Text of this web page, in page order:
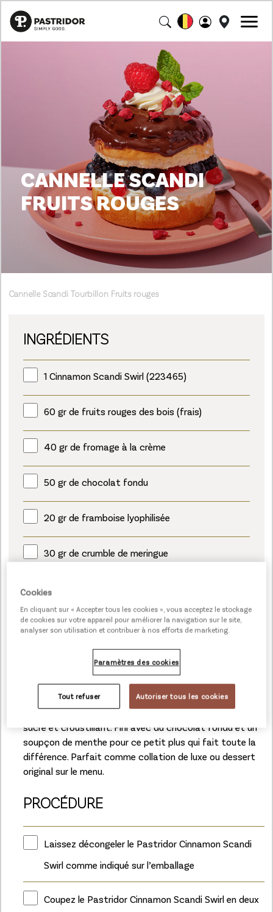
CANNELLE SCANDI
FRUITS ROUGES
Cannelle Scandi Tourbillon Fruits rouges
INGRÉDIENTS
1 Cinnamon Scandi Swirl (223465)
60 gr de fruits rouges des bois (frais)
40 gr de fromage à la crème
50 gr de chocolat fondu
20 gr de framboise lyophilisée
30 gr de crumble de meringue
5 gr de menthe fraîche
Doux, épicé et délicieusement sucré. CePastridor
Cinnamon Scandi Swirl
est rehaussé d’une garniture
onctueuse, de fruits des bois frais et d’un nappage
sucré et croustillant. Fini avec du chocolat fondu et un
soupçon de menthe pour ce petit plus qui fait toute la
différence. Parfait comme collation de luxe ou dessert
original sur le menu.
PROCÉDURE
Laissez décongeler le Pastridor Cinnamon Scandi
Swirl comme indiqué sur l’emballage
Coupez le Pastridor Cinnamon Scandi Swirl en deux
Cookies
En cliquant sur « Accepter tous les cookies », vous acceptez le stockage
de cookies sur votre appareil pour améliorer la navigation sur le site,
analyser son utilisation et contribuer à nos efforts de marketing.
Paramètres des cookies
Tout refuser Autoriser tous les cookies